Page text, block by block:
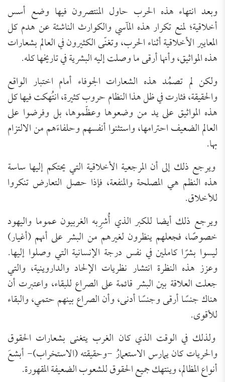
وبعد انتهاء هذه الحرب حاول المنتصرون فيها وضع أسس
أخلاقية؛ لمنع تكرار هذه المآسي والكوارث الناشئة عن هدم كل
المعايير الأخلاقية أثناء الحرب، وتغنّى الكثيرون في العالم بشعارات
هذه المواثيق، وأنها أرقى ما وصلت إليه البشرية في تاريخها كله.
ولكن لم تصمُد هذه الشعارات الجوفاء أمام اختبار الواقع
والحقيقة، فثارت في ظل هذا النظام حروب كثيرة، انتُهكت فيها كل
هذه المواثيق على يد من وضعوها وعظّموها، بل وفرضوا على
العالم الضعيف احترامها، واستثنوا أنفسهم وحلفاءَهم من الالتزام
بها.
ويرجع ذلك إلى أن المرجعية الأخلاقية التي يحتكم إليها ساسة
هذه النظم هي المصلحة والمنفعة، فإذا حصل التعارض تنكروا
للأخلاق.
ويرجع ذلك أيضا للكبر الذي أُشرِبه الغربيون عموما واليهود
خصوصًا، فجعلهم ينظرون لغيرهم من البشر على أنهم (أغيار)
ليسوا بشرًا كاملين في نفس درجة الإنسانية التي وصلوا إليها.
وعزز هذه النظرة انتشار نظريات الإلحاد والداروينية، والتي
جعلت العلاقة بين البشر قائمة على الصراع للبقاء، واعتبرت أن
هناك جنسًا أرقى وجنسًا أدنى، وأن الصراع بينهم حتمي، والبقاء
للأقوى.
ولذلك في الوقت الذي كان الغرب يتغنى بشعارات الحقوق
والحريات كان يمارس الاستعمارُ -وحقيقته (الاستخراب)- أبشعَ
أنواع المظالم، وينتهك جميع الحقوق للشعوب الضعيفة المقهورة.